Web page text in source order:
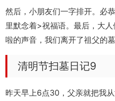
然后，小朋友们一字排开。必
里默念着>祝福语。最后，大
啦的声音，我们离开了祖父的墓
清明节扫墓日记9
昨天早上6点30，父亲就把我